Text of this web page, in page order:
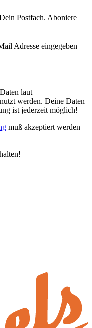
Postfach. Aboniere
Adresse eingegeben
laut
werden. Deine Daten
ist jederzeit möglich!
muß akzeptiert werden